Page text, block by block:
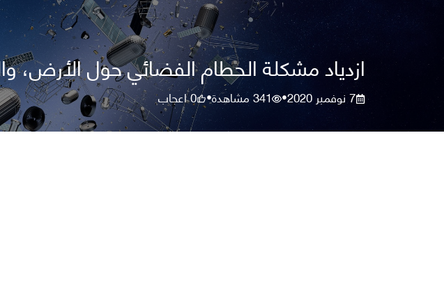
ازدياد مشكلة الحطام الفضائي حول الأرض،
7 نوفمبر 2020 •
341مشاهدة•
0اعجاب